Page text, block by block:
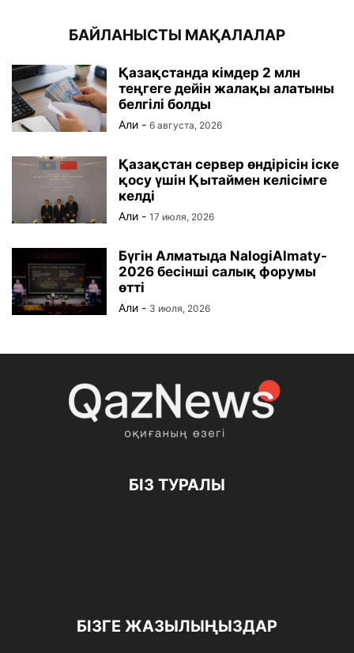
БАЙЛАНЫСТЫ МАҚАЛАЛАР
Қазақстанда кімдер 2 млн
теңгеге дейін жалақы алатыны
белгілі болды
Али - 6 августа, 2026
Қазақстан сервер өндірісін іске
қосу үшін Қытаймен келісімге
келді
Али - 17 июля, 2026
Бүгін Алматыда NalogiAlmaty-
2026 бесінші салық форумы
өтті
Али - 3 июля, 2026
БІЗ ТУРАЛЫ
БІЗГЕ ЖАЗЫЛЫҢЫЗДАР